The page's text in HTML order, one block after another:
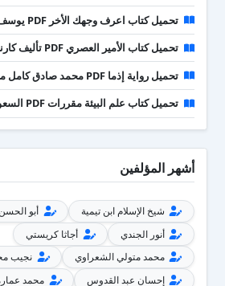
تحميل كتاب اعرف وجهك الأخر PDF يوسف الحسني
تحميل كتاب الأمير العصري PDF تأليف كارنز لورد كامل مجانا
تحميل رواية إذما PDF محمد صادق كامل مجانا
تحميل كتاب علم البيئة مقررات PDF السعودية 1443
أشهر المؤلفين
شيخ الإسلام ابن تيمية
أبو
أنور الجندي
أجاثا كريستي
محمد متولي الشعراوي
نجيب
إحسان عبد القدوس
محمد